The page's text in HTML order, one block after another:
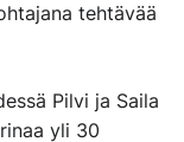
tehtävää
Pilvi ja Saila
yli 30